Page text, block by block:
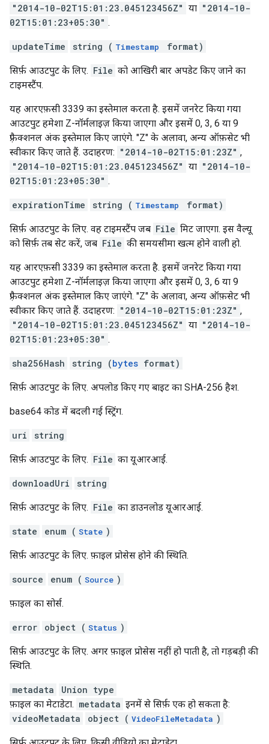
"2014-10-02T15:01:23.045123456Z" या "2014-10-
02T15:01:23+05:30" .
updateTime string ( Timestamp format)
सिर्फ़ आउटपुट के लिए. File को आखिरी बार अपडेट किए जाने का
टाइमस्टैंप.
यह आरएफ़सी 3339 का इस्तेमाल करता है. इसमें जनरेट किया गया
आउटपुट हमेशा Z-नॉर्मलाइज़ किया जाएगा और इसमें 0, 3, 6 या 9
फ़्रैक्शनल अंक इस्तेमाल किए जाएंगे. "Z" के अलावा, अन्य ऑफ़सेट भी
स्वीकार किए जाते हैं. उदाहरण: "2014-10-02T15:01:23Z" ,
"2014-10-02T15:01:23.045123456Z" या "2014-10-
02T15:01:23+05:30" .
expirationTime string ( Timestamp format)
सिर्फ़ आउटपुट के लिए. वह टाइमस्टैंप जब File मिट जाएगा. इस वैल्यू
को सिर्फ़ तब सेट करें, जब File की समयसीमा खत्म होने वाली हो.
यह आरएफ़सी 3339 का इस्तेमाल करता है. इसमें जनरेट किया गया
आउटपुट हमेशा Z-नॉर्मलाइज़ किया जाएगा और इसमें 0, 3, 6 या 9
फ़्रैक्शनल अंक इस्तेमाल किए जाएंगे. "Z" के अलावा, अन्य ऑफ़सेट भी
स्वीकार किए जाते हैं. उदाहरण: "2014-10-02T15:01:23Z" ,
"2014-10-02T15:01:23.045123456Z" या "2014-10-
02T15:01:23+05:30" .
sha256Hash string (bytes format)
सिर्फ़ आउटपुट के लिए. अपलोड किए गए बाइट का SHA-256 हैश.
base64 कोड में बदली गई स्ट्रिंग.
uri string
सिर्फ़ आउटपुट के लिए. File का यूआरआई.
downloadUri string
सिर्फ़ आउटपुट के लिए. File का डाउनलोड यूआरआई.
state enum ( State )
सिर्फ़ आउटपुट के लिए. फ़ाइल प्रोसेस होने की स्थिति.
source enum ( Source )
फ़ाइल का सोर्स.
error object ( Status )
सिर्फ़ आउटपुट के लिए. अगर फ़ाइल प्रोसेस नहीं हो पाती है, तो गड़बड़ी की
स्थिति.
metadata
Union type
फ़ाइल का मेटाडेटा. metadata इनमें से सिर्फ़ एक हो सकता है:
videoMetadata
object ( VideoFileMetadata )